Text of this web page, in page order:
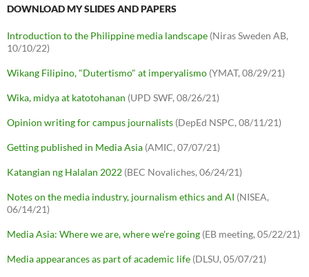
DOWNLOAD MY SLIDES AND PAPERS
Introduction to the Philippine media landscape (Niras Sweden AB,
10/10/22)
Wikang Filipino, "Dutertismo" at imperyalismo (YMAT, 08/29/21)
Wika, midya at katotohanan (UPD SWF, 08/26/21)
Opinion writing for campus journalists (DepEd NSPC, 08/11/21)
Getting published in Media Asia (AMIC, 07/07/21)
Katangian ng Halalan 2022 (BEC Novaliches, 06/24/21)
Notes on the media industry, journalism ethics and AI (NISEA,
06/14/21)
Media Asia: Where we are, where we're going (EB meeting, 05/22/21)
Media appearances as part of academic life (DLSU, 05/07/21)